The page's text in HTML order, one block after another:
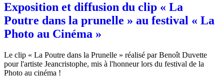
Exposition et diffusion du clip « La
Poutre dans la prunelle » au festival « La
Photo au Cinéma »
Le clip « La Poutre dans la Prunelle » réalisé par Benoît Duvette
pour l'artiste Jeancristophe, mis à l'honneur lors du festival de la
Photo au cinéma !